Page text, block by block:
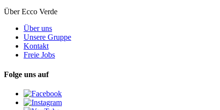
Über Ecco Verde
Über uns
Unsere Gruppe
Kontakt
Freie Jobs
Folge uns auf